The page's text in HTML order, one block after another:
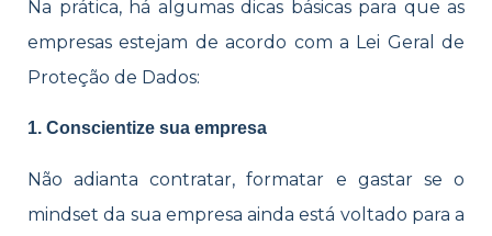
Na prática, há algumas dicas básicas para que as
empresas estejam de acordo com a Lei Geral de
Proteção de Dados:
1. Conscientize sua empresa
Não adianta contratar, formatar e gastar se o
mindset da sua empresa ainda está voltado para a